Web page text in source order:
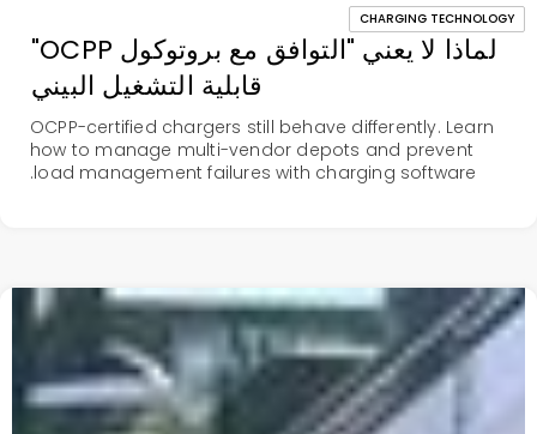
CHARGING TECHNOLOGY
لماذا لا يعني "التوافق مع بروتوكول OCPP"
قابلية التشغيل البيني
OCPP-certified chargers still behave differently. Learn
how to manage multi-vendor depots and prevent
load management failures with charging software.